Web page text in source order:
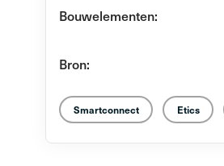
Bouwelementen:
Bron:
Smartconnect Etics